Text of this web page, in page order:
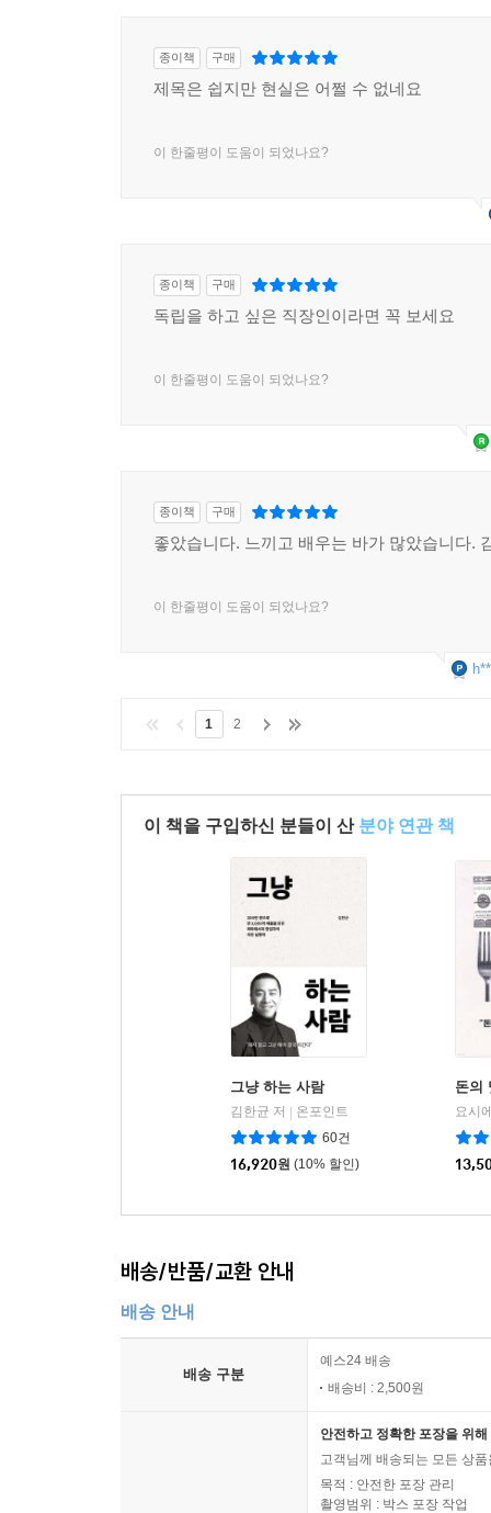
종이책 구매
제목은 쉽지만 현실은 어쩔 수 없네요
이 한줄평이 도움이 되었나요?
종이책 구매
독립을 하고 싶은 직장인이라면 꼭 보세요
이 한줄평이 도움이 되었나요?
종이책 구매
좋았습니다. 느끼고 배우는 바가 많았습니다.
이 한줄평이 도움이 되었나요?
1 2
이 책을 구입하신 분들이 산 분야 연관 책
그냥 하는 사람
김한균 저 | 온포인트
60건
16,920원 (10% 할인)
돈의
요시
배송/반품/교환 안내
배송 안내
배송 구분
예스24 배송
배송비 : 2,500원
안전하고 정확한 포장을 위
고객님께 배송되는 모든 상
목적 : 안전한 포장 관리
촬영범위 : 박스 포장 작업